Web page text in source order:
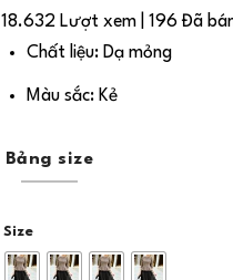
18.632 Lượt xem | 196 Đã
Chất liệu: Dạ mỏng
Màu sắc: Kẻ
Bảng size
Size